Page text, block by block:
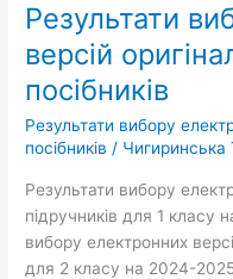
Результати
версій
посібників
Результати вибору
посібників / Чигиринська
Результати вибору
підручників для 1 класу
вибору електронних
для 2 класу на 2024-
Результати
вибору
електронних
версій
оригінал-
макетів